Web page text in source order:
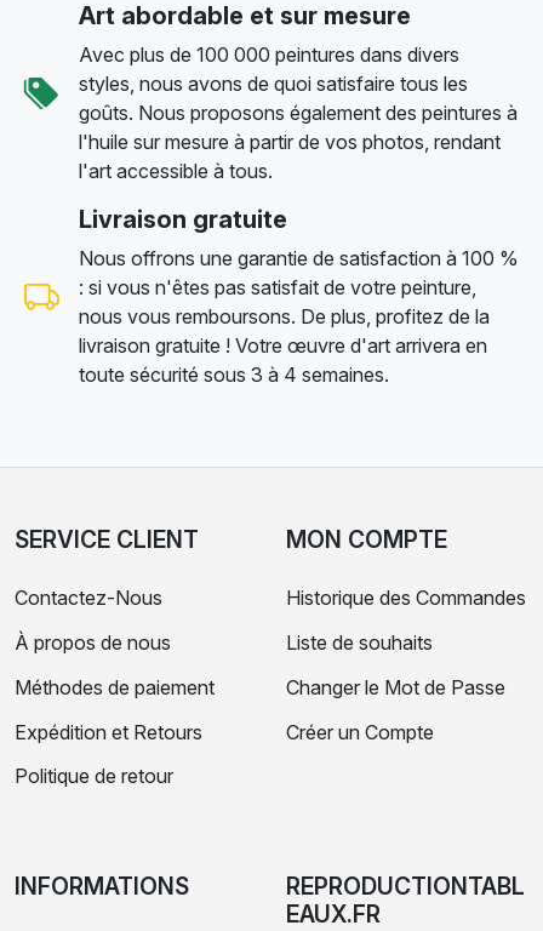
Art abordable et sur mesure
Avec plus de 100 000 peintures dans divers
styles, nous avons de quoi satisfaire tous les
goûts. Nous proposons également des peintures à
l'huile sur mesure à partir de vos photos, rendant
l'art accessible à tous.
Livraison gratuite
Nous offrons une garantie de satisfaction à 100 %
: si vous n'êtes pas satisfait de votre peinture,
nous vous remboursons. De plus, profitez de la
livraison gratuite ! Votre œuvre d'art arrivera en
toute sécurité sous 3 à 4 semaines.
SERVICE CLIENT
Contactez-Nous
À propos de nous
Méthodes de paiement
Expédition et Retours
Politique de retour
MON COMPTE
Historique des Commandes
Liste de souhaits
Changer le Mot de Passe
Créer un Compte
INFORMATIONS
REPRODUCTIONTABL
EAUX.FR